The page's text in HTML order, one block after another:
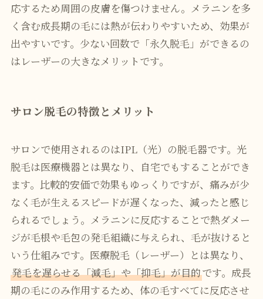
応するため周囲の皮膚を傷つけません。メラニンを多
く含む成長期の毛には熱が伝わりやすいため、効果が
出やすいです。少ない回数で「永久脱毛」ができるの
はレーザーの大きなメリットです。
サロン脱毛の特徴とメリット
サロンで使用されるのはIPL（光）の脱毛器です。光
脱毛は医療機器とは異なり、自宅でもすることができ
ます。比較的安価で効果もゆっくりですが、痛みが少
なく毛が生えるスピードが遅くなった、減ったと感じ
られるでしょう。メラニンに反応することで熱ダメー
ジが毛根や毛包の発毛組織に与えられ、毛が抜けると
いう仕組みです。医療脱毛（レーザー）とは異なり、
発毛を遅らせる「減毛」や「抑毛」が目的です。成長
期の毛にのみ作用するため、体の毛すべてに反応させ